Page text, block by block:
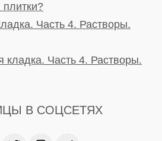
плитки?
Часть 4. Растворы.
кладка. Часть 4. Растворы.
В СОЦСЕТЯХ